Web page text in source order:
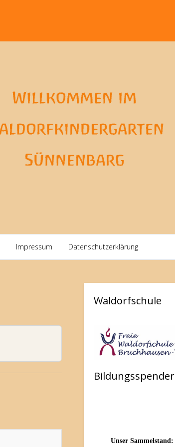
Impressum Datenschutzerklärung
Download PDFWaldorfschule
Bildungsspender